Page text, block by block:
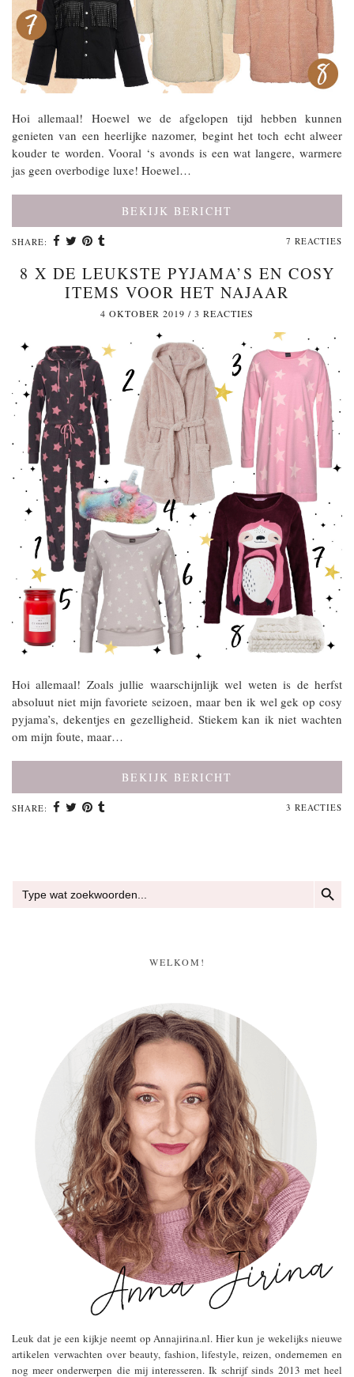
Hoi allemaal! Hoewel we de afgelopen tijd hebben kunnen
genieten van een heerlijke nazomer, begint het toch echt alweer
kouder te worden. Vooral ‘s avonds is een wat langere, warmere
jas geen overbodige luxe! Hoewel…
BEKIJK BERICHT
SHARE: 7 REACTIES
8 X DE LEUKSTE PYJAMA’S EN COSY
ITEMS VOOR HET NAJAAR
4 OKTOBER 2019 / 3 REACTIES
Hoi allemaal! Zoals jullie waarschijnlijk wel weten is de herfst
absoluut niet mijn favoriete seizoen, maar ben ik wel gek op cosy
pyjama’s, dekentjes en gezelligheid. Stiekem kan ik niet wachten
om mijn foute, maar…
BEKIJK BERICHT
SHARE: 3 REACTIES
naar:
WELKOM!
Leuk dat je een kijkje neemt op Annajirina.nl. Hier kun je wekelijks nieuwe
artikelen verwachten over beauty, fashion, lifestyle, reizen, ondernemen en
nog meer onderwerpen die mij interesseren. Ik schrijf sinds 2013 met heel